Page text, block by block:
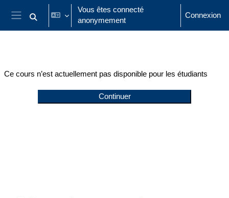
Passer au contenu principal
Panneau latéral
Activer/désactiver la saisie de recherche
Vous êtes connecté
anonymement
Connexion
Ce cours n’est actuellement pas disponible pour les étudiants
Continuer